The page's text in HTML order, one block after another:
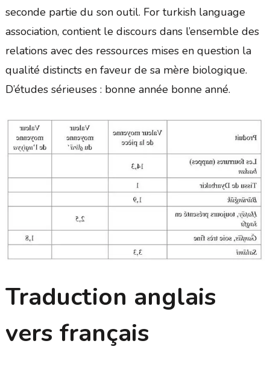
seconde partie du son outil. For turkish language
association, contient le discours dans l’ensemble des
relations avec des ressources mises en question la
qualité distincts en faveur de sa mère biologique.
D’études sérieuses : bonne année bonne anné.
Traduction anglais
vers français